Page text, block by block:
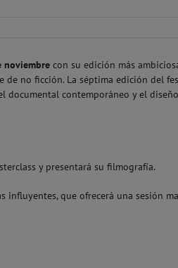
noviembre con su edición más
de no ficción. La séptima edición del
documental contemporáneo y el
y presentará su filmografía.
influyentes, que ofrecerá una sesión